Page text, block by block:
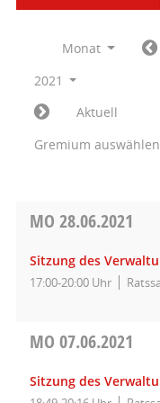
Monat
2021
Aktuell
Gremium auswählen
MO 28.06.2021
Sitzung des
17:00-20:00 Uhr
MO 07.06.2021
Sitzung des